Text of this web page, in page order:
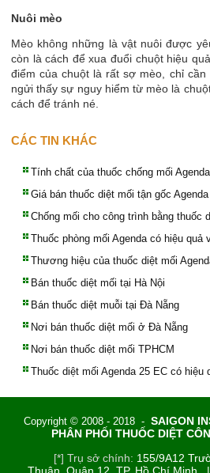
Nuôi mèo
Mèo không những là vật nuôi được
còn là cách để xua đuổi chuột hiệu
điểm của chuột là rất sợ mèo, chỉ
ngửi thấy sự nguy hiểm từ mèo là
cách để tránh né.
CÁC TIN KHÁC
Tính chất của thuốc chống mối
Giá bán thuốc diệt mối tận gốc Agenda
Chống mối cho công trình bằng thuốc
Thuốc phòng mối Agenda có hiệu quả
Thương hiệu của thuốc diệt mối
Bán thuốc diệt mối tại Hà Nội
Bán thuốc diệt muỗi tại Đà Nẵng
Nơi bán thuốc diệt mối ở Đà Nẵng
Nơi bán thuốc diệt mối TPHCM
Thuốc diệt mối Agenda 25 EC có hiệu
Copyright © 2008 - 2018 - SAIGON
PHÂN PHỐI THUỐC DIỆT
[*] Trụ sở chính: 155/9A12
Thuận, Quận 12, TP. Hồ Chí Minh